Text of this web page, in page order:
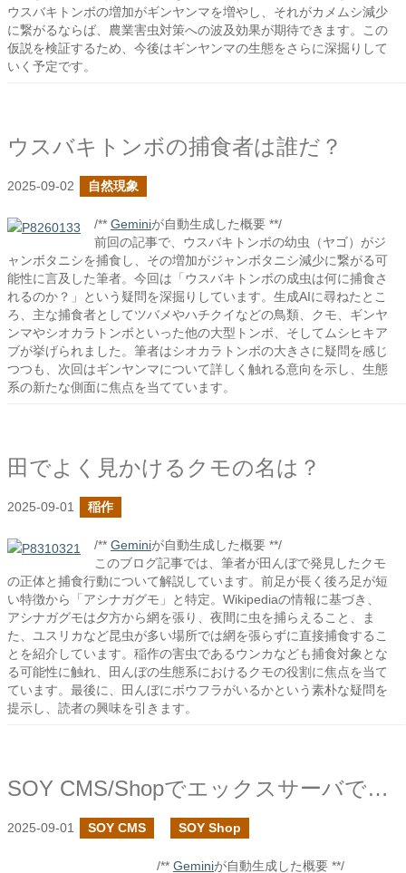
ウスバキトンボの増加がギンヤンマを増やし、それがカメムシ減少
に繋がるならば、農業害虫対策への波及効果が期待できます。この
仮説を検証するため、今後はギンヤンマの生態をさらに深掘りして
いく予定です。
ウスバキトンボの捕食者は誰だ？
2025-09-02 自然現象
/** Geminiが自動生成した概要 **/
前回の記事で、ウスバキトンボの幼虫（ヤゴ）がジ
ャンボタニシを捕食し、その増加がジャンボタニシ減少に繋がる可
能性に言及した筆者。今回は「ウスバキトンボの成虫は何に捕食さ
れるのか？」という疑問を深掘りしています。生成AIに尋ねたとこ
ろ、主な捕食者としてツバメやハチクイなどの鳥類、クモ、ギンヤ
ンマやシオカラトンボといった他の大型トンボ、そしてムシヒキア
ブが挙げられました。筆者はシオカラトンボの大きさに疑問を感じ
つつも、次回はギンヤンマについて詳しく触れる意向を示し、生態
系の新たな側面に焦点を当てています。
田でよく見かけるクモの名は？
2025-09-01 稲作
/** Geminiが自動生成した概要 **/
このブログ記事では、筆者が田んぼで発見したクモ
の正体と捕食行動について解説しています。前足が長く後ろ足が短
い特徴から「アシナガグモ」と特定。Wikipediaの情報に基づき、
アシナガグモは夕方から網を張り、夜間に虫を捕らえること、ま
た、ユスリカなど昆虫が多い場所では網を張らずに直接捕食するこ
とを紹介しています。稲作の害虫であるウンカなども捕食対象とな
る可能性に触れ、田んぼの生態系におけるクモの役割に焦点を当て
ています。最後に、田んぼにボウフラがいるかという素朴な疑問を
提示し、読者の興味を引きます。
SOY CMS/Shopでエックスサーバでの突然のエラーに対応しました
2025-09-01 SOY CMS SOY Shop
/** Geminiが自動生成した概要 **/